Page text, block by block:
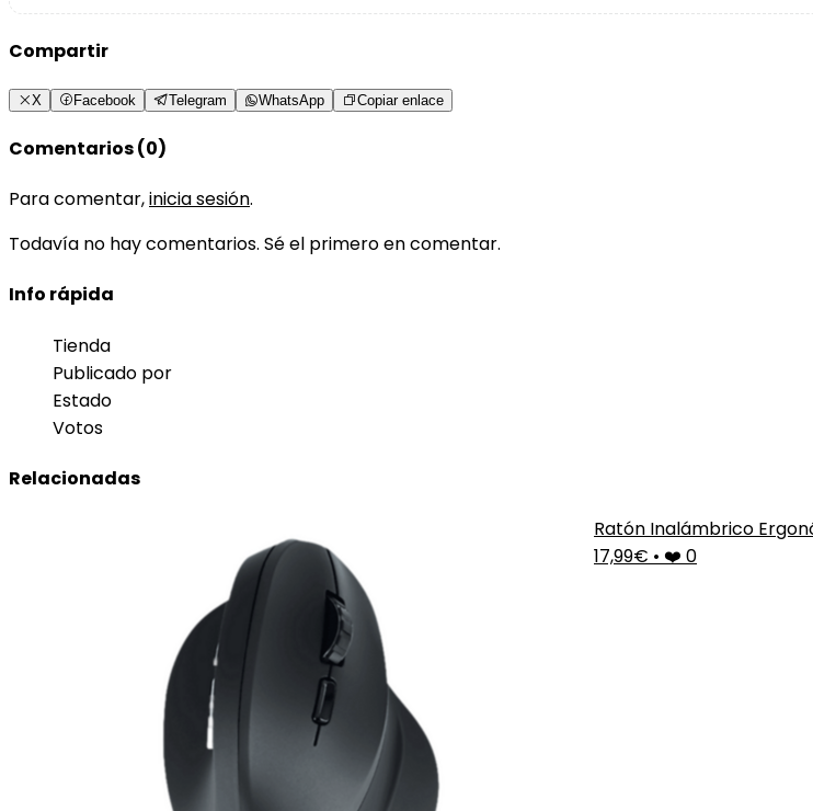
Compartir
X Facebook Telegram WhatsApp Copiar enlace
Comentarios (0)
Para comentar,inicia sesión.
Todavía no hay comentarios. Sé el primero en comentar.
Info rápida
Tienda
Publicado por
Estado
Votos
Relacionadas
Ratón Inalámbrico
17,99€ • ❤️ 0